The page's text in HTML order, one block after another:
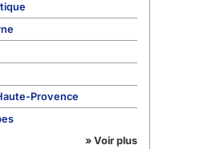
Provence
» Voir plus